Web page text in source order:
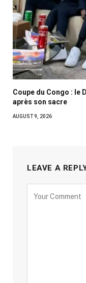
Coupe du Congo : le
après son sacre
AUGUST 9, 2026
LEAVE A